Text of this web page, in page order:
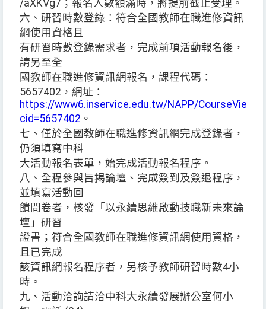
/aXKVg7；報名人數額滿時，將提前截止受理。
六、研習時數登錄：符合全國教師在職進修資訊
網使用資格且
有研習時數登錄需求者，完成前項活動報名後，
請另至全
國教師在職進修資訊網報名，課程代碼：
5657402，網址：
https://www6.inservice.edu.tw/NAPP/
cid=5657402 。
七、僅於全國教師在職進修資訊網完成登錄者，
仍須填寫中科
大活動報名表單，始完成活動報名程序。
八、全程參與旨揭論壇、完成簽到及簽退程序，
並填寫活動回
饋問卷者，核發「以永續思維啟動技職新未來論
壇」研習
證書；符合全國教師在職進修資訊網使用資格，
且已完成
該資訊網報名程序者，另核予教師研習時數4小
時。
九、活動洽詢請洽中科大永續發展辦公室何小